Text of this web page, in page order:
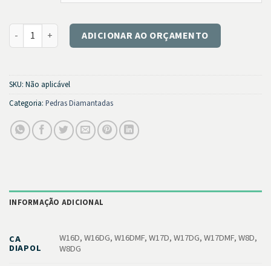
CA para Cerâmica DIAPOL quantidade
ADICIONAR AO ORÇAMENTO
SKU: Não aplicável
Categoria: Pedras Diamantadas
INFORMAÇÃO ADICIONAL
CA
DIAPOL
W16D, W16DG, W16DMF, W17D, W17DG, W17DMF, W8D,
W8DG